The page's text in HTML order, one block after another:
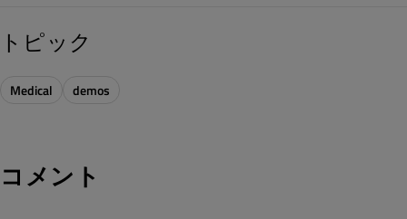
トピック
Medical demos
コメント